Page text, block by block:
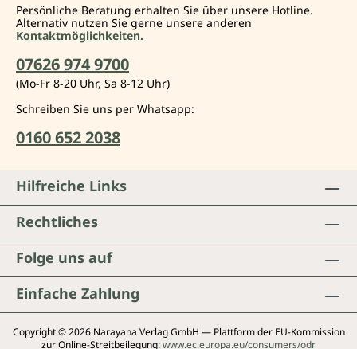
Persönliche Beratung erhalten Sie über unsere Hotline.
Alternativ nutzen Sie gerne unsere anderen
Kontaktmöglichkeiten.
07626 974 9700
(Mo-Fr 8-20 Uhr, Sa 8-12 Uhr)
Schreiben Sie uns per Whatsapp:
0160 652 2038
Folge uns auf
Einfache Zahlung
Hilfreiche Links
Rechtliches
Copyright © 2026 Narayana Verlag GmbH — Plattform der EU-Kommission
zur Online-Streitbeilegung:www.ec.europa.eu/consumers/odr